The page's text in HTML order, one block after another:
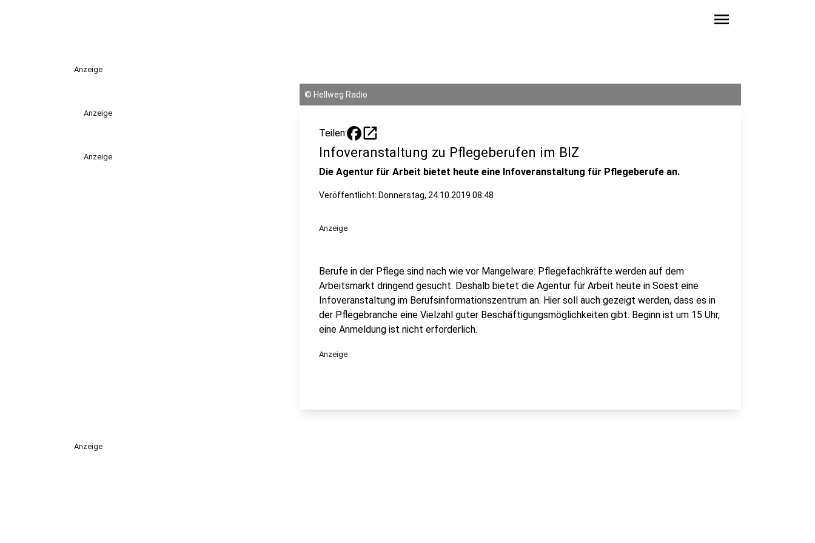
menu
Anzeige
Anzeige
Anzeige
© Hellweg Radio
Teilen: open_in_new
Infoveranstaltung zu Pflegeberufen im BIZ
Die Agentur für Arbeit bietet heute eine Infoveranstaltung für Pflegeberufe an.
Veröffentlicht: Donnerstag, 24.10.2019 08:48
Anzeige
Berufe in der Pflege sind nach wie vor Mangelware. Pflegefachkräfte werden auf dem
Arbeitsmarkt dringend gesucht. Deshalb bietet die Agentur für Arbeit heute in Soest eine
Infoveranstaltung im Berufsinformationszentrum an. Hier soll auch gezeigt werden, dass es in
der Pflegebranche eine Vielzahl guter Beschäftigungsmöglichkeiten gibt. Beginn ist um 15 Uhr,
eine Anmeldung ist nicht erforderlich.
Anzeige
Anzeige